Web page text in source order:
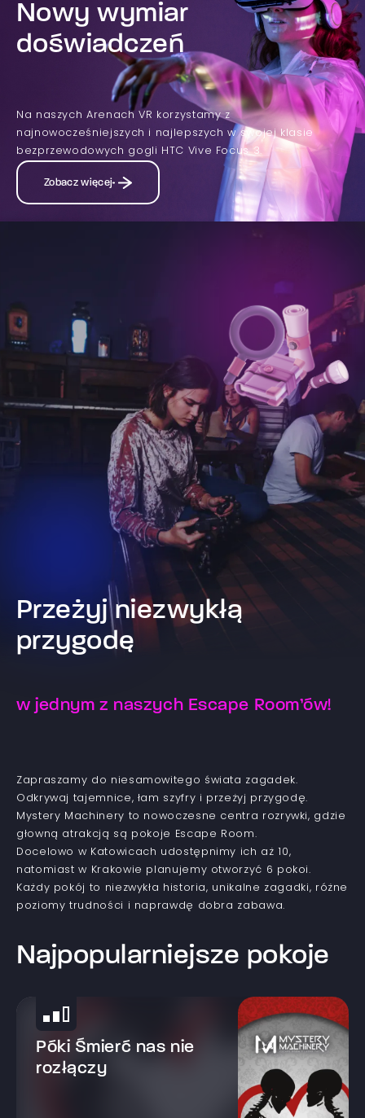
Nowy wymiar
doświadczeń
Na naszych Arenach VR korzystamy z
najnowocześniejszych i najlepszych w swojej klasie
bezprzewodowych gogli HTC Vive Focus 3.
Zobacz więcej
Przeżyj niezwykłą
przygodę
w jednym z naszych Escape Room’ów!
Zapraszamy do niesamowitego świata zagadek.
Odkrywaj tajemnice, łam szyfry i przeżyj przygodę.
Mystery Machinery to nowoczesne centra rozrywki, gdzie
głowną atrakcją są pokoje Escape Room.
Docelowo w Katowicach udostępnimy ich aż 10,
natomiast w Krakowie planujemy otworzyć 6 pokoi.
Każdy pokój to niezwykła historia, unikalne zagadki, różne
poziomy trudności i naprawdę dobra zabawa.
Najpopularniejsze pokoje
Póki Śmierć nas nie
rozłączy